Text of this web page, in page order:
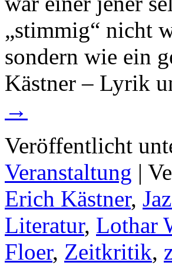
„stimmig“ nicht
sondern wie ein
Kästner – Lyrik
→
Veröffentlicht
Veranstaltung |
Erich Kästner,
Literatur, Lothar
Floer, Zeitkritik,